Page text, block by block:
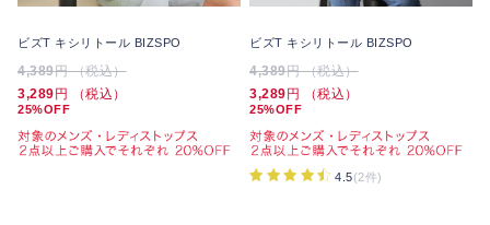
ビズT キシリトール BIZSPO
4,389円 （税込）
3,289円 （税込）
25%OFF
ビズT キシリトール BIZSPO
4,389円 （税込）
3,289円 （税込）
25%OFF
4.5(2件)